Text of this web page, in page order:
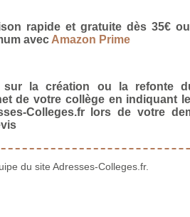
rapide et gratuite dès 35€
avec Amazon Prime
sur la création ou la refonte
de votre collège en indiquant
Colleges.fr lors de votre
du site Adresses-Colleges.fr.